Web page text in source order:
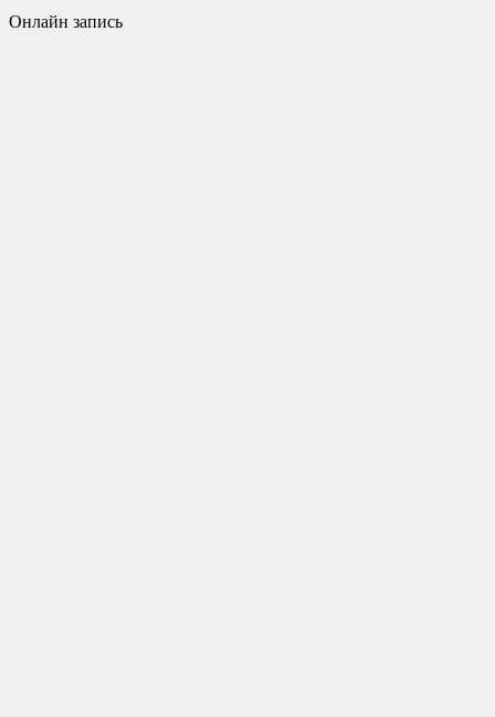
Онлайн запись